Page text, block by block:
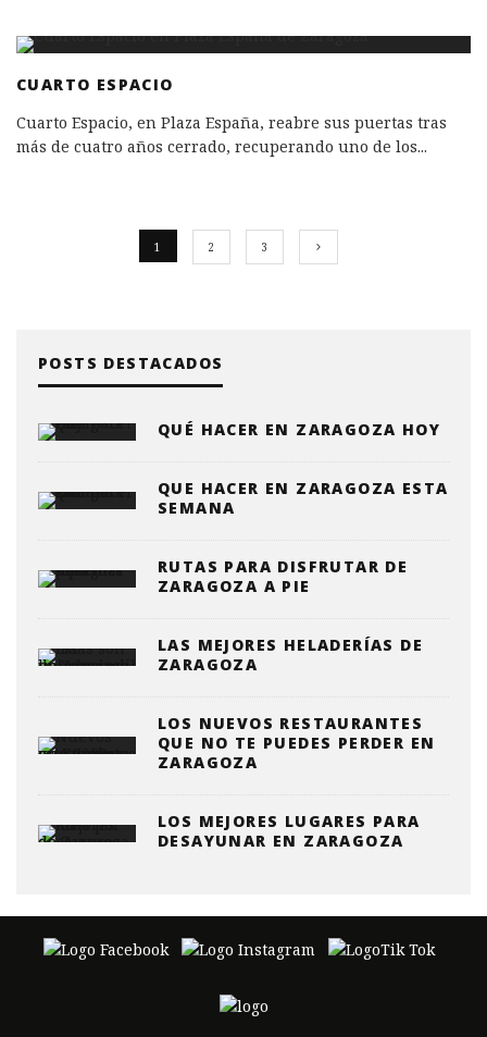
CUARTO ESPACIO
Cuarto Espacio, en Plaza España, reabre sus puertas tras
más de cuatro años cerrado, recuperando uno de los...
1 2 3
POSTS DESTACADOS
QUÉ HACER EN ZARAGOZA HOY
QUE HACER EN ZARAGOZA ESTA
SEMANA
RUTAS PARA DISFRUTAR DE
ZARAGOZA A PIE
LAS MEJORES HELADERÍAS DE
ZARAGOZA
LOS NUEVOS RESTAURANTES
QUE NO TE PUEDES PERDER EN
ZARAGOZA
LOS MEJORES LUGARES PARA
DESAYUNAR EN ZARAGOZA